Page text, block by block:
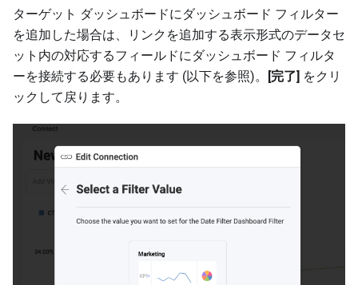
ターゲット ダッシュボードにダッシュボード フィルター
を追加した場合は、リンクを追加する表示形式のデータセ
ット内の対応するフィールドにダッシュボード フィルタ
ーを接続する必要もあります (以下を参照)。
[完了] をクリ
ックして戻ります。